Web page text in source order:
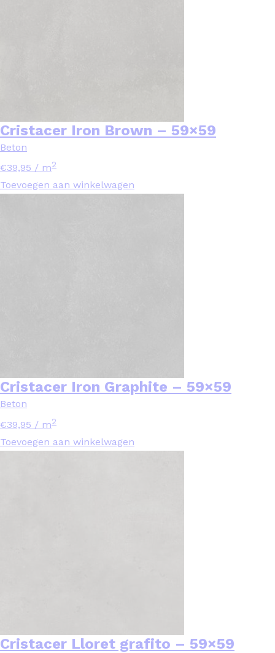
Cristacer Iron Brown – 59×59
Beton
€39,95 / m2
Toevoegen aan winkelwagen
Cristacer Iron Graphite – 59×59
Beton
€39,95 / m2
Toevoegen aan winkelwagen
Cristacer Lloret grafito – 59×59